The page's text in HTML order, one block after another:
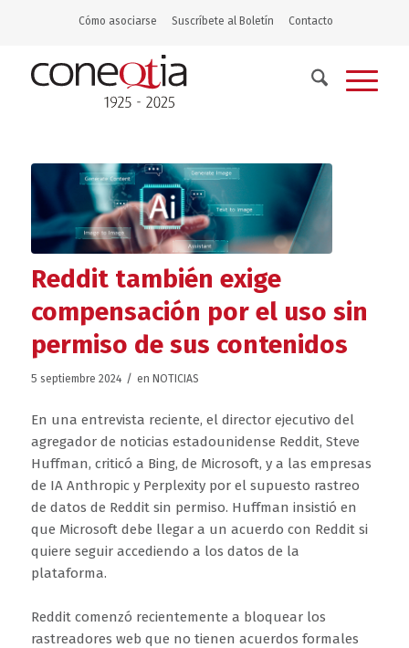
Cómo asociarse Suscríbete al Boletín Contacto
Reddit también exige
compensación por el uso sin
permiso de sus contenidos
5 septiembre 2024 / en NOTICIAS
En una entrevista reciente, el director ejecutivo del
agregador de noticias estadounidense Reddit, Steve
Huffman, criticó a Bing, de Microsoft, y a las empresas
de IA Anthropic y Perplexity por el supuesto rastreo
de datos de Reddit sin permiso. Huffman insistió en
que Microsoft debe llegar a un acuerdo con Reddit si
quiere seguir accediendo a los datos de la
plataforma.
Reddit comenzó recientemente a bloquear los
rastreadores web que no tienen acuerdos formales